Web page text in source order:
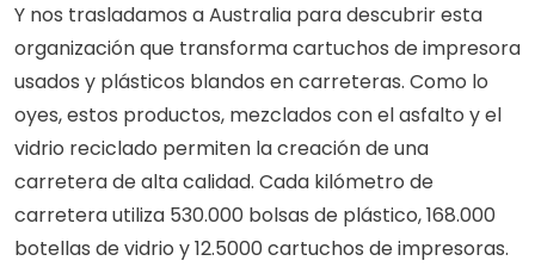
Y nos trasladamos a Australia para descubrir esta
organización que transforma cartuchos de impresora
usados y plásticos blandos en carreteras. Como lo
oyes, estos productos, mezclados con el asfalto y el
vidrio reciclado permiten la creación de una
carretera de alta calidad. Cada kilómetro de
carretera utiliza 530.000 bolsas de plástico, 168.000
botellas de vidrio y 12.5000 cartuchos de impresoras.